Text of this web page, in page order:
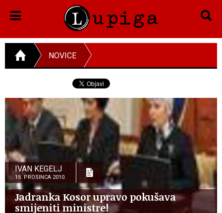
NOVICE
IVAN KEGELJ
15. PROSINCA 2010.
Jadranka Kosor upravo pokušava
smijeniti ministre!